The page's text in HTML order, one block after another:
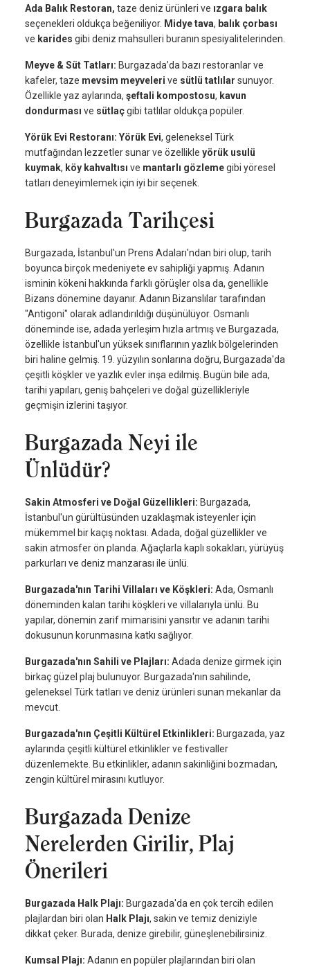
Ada Balık Restoran, taze deniz ürünleri ve ızgara balık
seçenekleri oldukça beğeniliyor. Midye tava, balık çorbası
ve karides gibi deniz mahsulleri buranın spesiyalitelerinden.
Meyve & Süt Tatları: Burgazada’da bazı restoranlar ve
kafeler, taze mevsim meyveleri ve sütlü tatlılar sunuyor.
Özellikle yaz aylarında, şeftali kompostosu, kavun
dondurması ve sütlaçgibi tatlılar oldukça popüler.
Yörük Evi Restoranı: Yörük Evi, geleneksel Türk
mutfağından lezzetler sunar ve özellikle yörük usulü
kuymak, köy kahvaltısı ve mantarlı gözlemegibi yöresel
tatları deneyimlemek için iyi bir seçenek.
Burgazada Tarihçesi
Burgazada, İstanbul'un Prens Adaları'ndan biri olup, tarih
boyunca birçok medeniyete ev sahipliği yapmış. Adanın
isminin kökeni hakkında farklı görüşler olsa da, genellikle
Bizans dönemine dayanır. Adanın Bizanslılar tarafından
"Antigoni" olarak adlandırıldığı düşünülüyor. Osmanlı
döneminde ise, adada yerleşim hızla artmış ve Burgazada,
özellikle İstanbul'un yüksek sınıflarının yazlık bölgelerinden
biri haline gelmiş. 19. yüzyılın sonlarına doğru, Burgazada'da
çeşitli köşkler ve yazlık evler inşa edilmiş. Bugün bile ada,
tarihi yapıları, geniş bahçeleri ve doğal güzellikleriyle
geçmişin izlerini taşıyor.
Burgazada Neyi ile
Ünlüdür?
Sakin Atmosferi ve Doğal Güzellikleri: Burgazada,
İstanbul'un gürültüsünden uzaklaşmak isteyenler için
mükemmel bir kaçış noktası. Adada, doğal güzellikler ve
sakin atmosfer ön planda. Ağaçlarla kaplı sokakları, yürüyüş
parkurları ve deniz manzarası ile ünlü.
Burgazada'nın Tarihi Villaları ve Köşkleri: Ada, Osmanlı
döneminden kalan tarihi köşkleri ve villalarıyla ünlü. Bu
yapılar, dönemin zarif mimarisini yansıtır ve adanın tarihi
dokusunun korunmasına katkı sağlıyor.
Burgazada'nın Sahili ve Plajları: Adada denize girmek için
birkaç güzel plaj bulunuyor. Burgazada'nın sahilinde,
geleneksel Türk tatları ve deniz ürünleri sunan mekanlar da
mevcut.
Burgazada'nın Çeşitli Kültürel Etkinlikleri: Burgazada, yaz
aylarında çeşitli kültürel etkinlikler ve festivaller
düzenlemekte. Bu etkinlikler, adanın sakinliğini bozmadan,
zengin kültürel mirasını kutluyor.
Burgazada Denize
Nerelerden Girilir, Plaj
Önerileri
Burgazada Halk Plajı: Burgazada'da en çok tercih edilen
plajlardan biri olan Halk Plajı, sakin ve temiz deniziyle
dikkat çeker. Burada, denize girebilir, güneşlenebilirsiniz.
Kumsal Plajı: Adanın en popüler plajlarından biri olan